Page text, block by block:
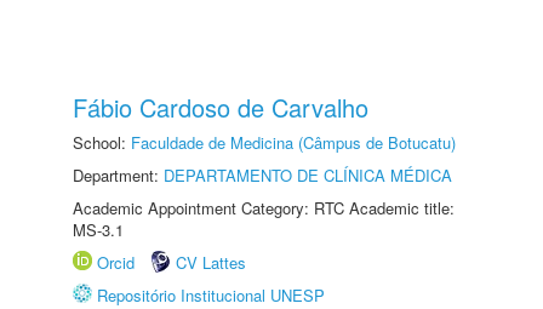
Fábio Cardoso de Carvalho
School: Faculdade de Medicina (Câmpus de Botucatu)
Department: DEPARTAMENTO DE CLÍNICA MÉDICA
Academic Appointment Category: RTC Academic title:
MS-3.1
Orcid
CV Lattes
Repositório Institucional UNESP